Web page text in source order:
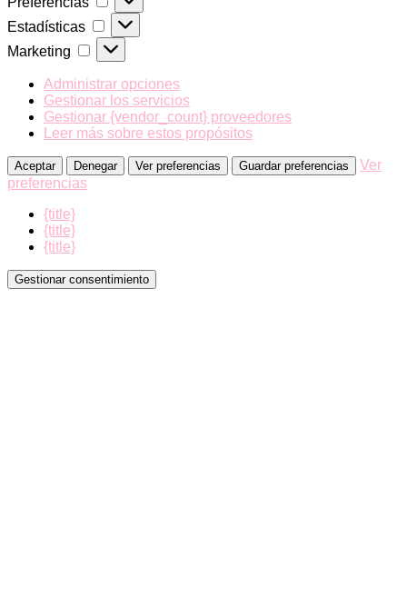
Estadísticas Estadísticas
Marketing Marketing
Administrar opciones
Gestionar los servicios
Gestionar {vendor_count} proveedores
Leer más sobre estos propósitos
Aceptar Denegar Ver preferencias Guardar preferencias
Ver
preferencias
{title}
{title}
{title}
Gestionar consentimiento